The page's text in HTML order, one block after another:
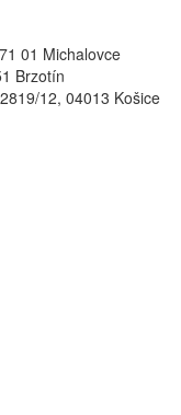
01 Michalovce
Brzotín
12, 04013 Košice